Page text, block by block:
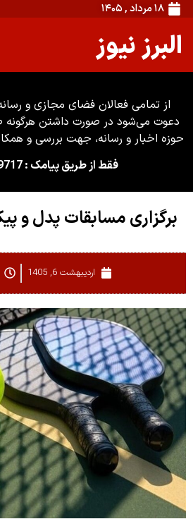
۱۸ مرداد , ۱۴۰۵
البرز نیوز
از تمامی فعالان فضای مجازی و
دعوت می‌شود در صورت داشتن هرگونه
حوزه اخبار و رسانه، جهت بررسی و
فقط از طریق پیامک : 09127679717
برگزاری مسابقات پدل و
اردیبهشت 6, 1405